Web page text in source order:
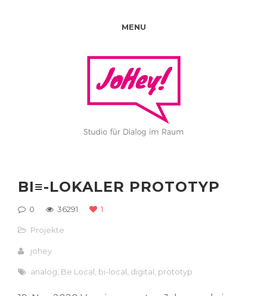
MENU
BI≡-LOKALER PROTOTYP
0 36291 1
Projekte
johey
analog Be Local bi-local digital prototyp